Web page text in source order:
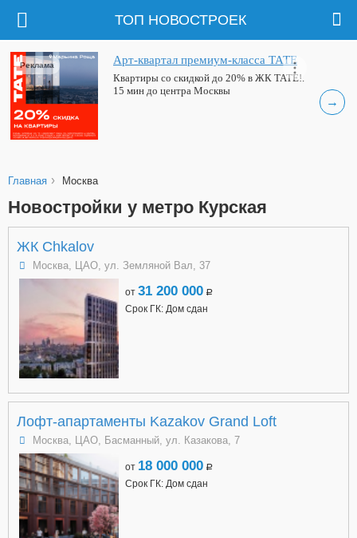
ТОП НОВОСТРОЕК
→
Арт-квартал премиум-класса ТАТЕ
Квартиры со скидкой до 20% в ЖК ТАТЕ!.
15 мин до центра Москвы
Реклама
Главная › Москва
Новостройки у метро Курская
ЖК Chkalov
Москва, ЦАО, ул. Земляной Вал, 37
от 31 200 000 a
Срок ГК: Дом сдан
Лофт-апартаменты Kazakov Grand Loft
Москва, ЦАО, Басманный, ул. Казакова, 7
от 18 000 000 a
Срок ГК: Дом сдан